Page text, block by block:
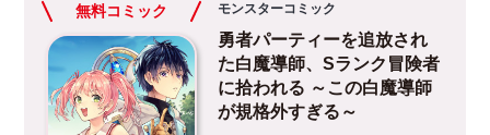
無料コミック モンスターコミック
勇者パーティーを追放され
た白魔導師、Sランク冒険者
に拾われる ～この白魔導師
が規格外すぎる～